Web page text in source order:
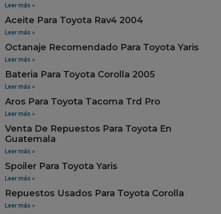
Leer más »
Aceite Para Toyota Rav4 2004
Leer más »
Octanaje Recomendado Para Toyota Yaris
Leer más »
Bateria Para Toyota Corolla 2005
Leer más »
Aros Para Toyota Tacoma Trd Pro
Leer más »
Venta De Repuestos Para Toyota En
Guatemala
Leer más »
Spoiler Para Toyota Yaris
Leer más »
Repuestos Usados Para Toyota Corolla
Leer más »